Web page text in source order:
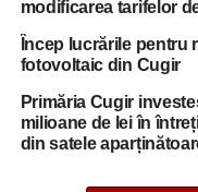
modificarea tarifelor
Încep lucrările pentru
fotovoltaic din Cugir
Primăria Cugir
milioane de lei în
din satele